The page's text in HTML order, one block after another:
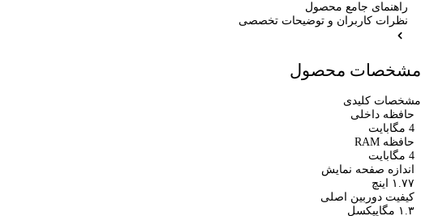
راهنمای جامع محصول
نظرات کاربران و توضیحات تخصصی
مشخصات محصول
مشخصات کلیدی
حافظه داخلی
4 مگابایت
حافظه RAM
4 مگابایت
اندازه صفحه نمایش
۱.۷۷ اینچ
کیفیت دوربین اصلی
۱.۳ مگاپیکسل